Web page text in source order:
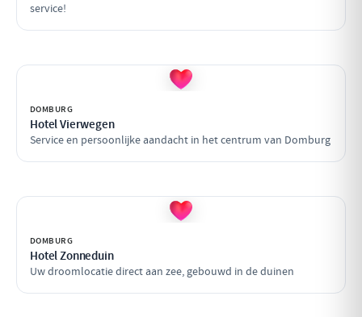
service!
DOMBURG
Hotel Vierwegen
Service en persoonlijke aandacht in het centrum van Domburg
DOMBURG
Hotel Zonneduin
Uw droomlocatie direct aan zee, gebouwd in de duinen